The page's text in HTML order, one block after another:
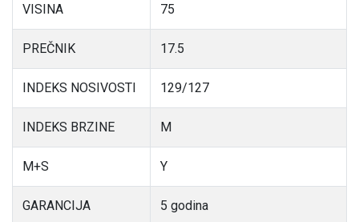
VISINA 75
PREČNIK 17.5
INDEKS NOSIVOSTI 129/127
INDEKS BRZINE M
M+S Y
GARANCIJA 5 godina